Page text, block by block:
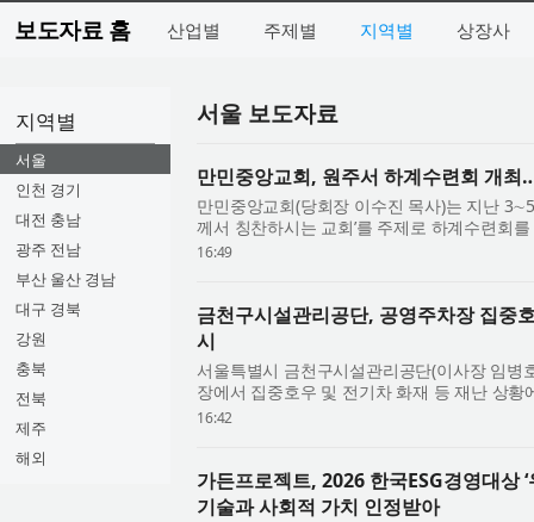
보도자료 홈 산업별 주제별 지역별 상장사
지역별
서울
인천 경기
대전 충남
광주 전남
부산 울산 경남
대구 경북
강원
충북
전북
제주
해외
서울 보도자료
만민중앙교회, 원주서 하계수련회 개
만민중앙교회(당회장 이수진 목사)는 지난
께서 칭찬하시는 교회’를 주제로 하계수련회
을 비롯해 일본, 이스라엘, 미국, 콜롬비아, 호
16:49
금천구시설관리공단, 공영주차장 집중
시
서울특별시 금천구시설관리공단(이사장 임
장에서 집중호우 및 전기차 화재 등 재난 상
및 실전형 모의훈련을 실시했다. 이번 훈련은
16:42
가든프로젝트, 2026 한국ESG경영대상
기술과 사회적 가치 인정받아